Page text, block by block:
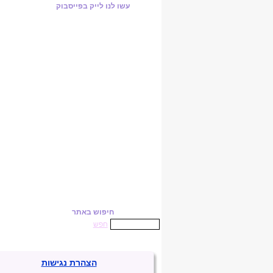
עשו לנו לייק בפייסבוק
חיפוש באתר
חפש
הצהרת נגישות